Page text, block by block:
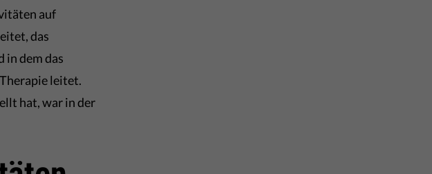
auf
das
in dem das
leitet.
hat, war in der